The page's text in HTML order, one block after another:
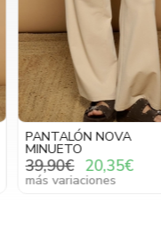
PANTALÓN NOVA
MINUETO
39,90€ 20,35€
más variaciones